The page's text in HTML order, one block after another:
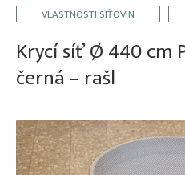
E-shop
O firmě
Kontakt
VLASTNOSTI SÍŤOVIN
Krycí síť Ø 440 cm
černá – rašl